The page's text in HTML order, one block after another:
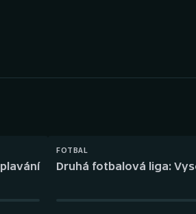
FOTBAL
Druhá fotbalová liga: